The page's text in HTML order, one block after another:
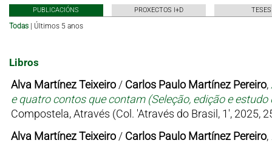
PUBLICACIÓNS PROXECTOS I+D TESES
Todas Últimos 5 anos
Libros
Alva Martínez Teixeiro/ Carlos Paulo Martínez Pereiro,
e quatro contos que contam (Seleção, edição e
Compostela, Através (Col. 'Através do Brasil, 1', 2025,
Alva Martínez Teixeiro/ Carlos Paulo Martínez Pereiro,